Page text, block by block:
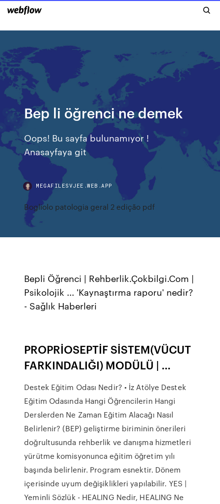
Bep li öğrenci ne demek
Oops! Bu sayfa bulunamıyor !
Anasayfaya git
MEGAFILESVJEE.WEB.APP
Bogliolo patologia geral 2 edição pdf
Bepli Öğrenci | Rehberlik.Çokbilgi.Com |
Psikolojik ... 'Kaynaştırma raporu' nedir?
- Sağlık Haberleri
PROPRİOSEPTİF SİSTEM(VÜCUT
FARKINDALIĞI) MODÜLÜ | …
Destek Eğitim Odası Nedir? • İz Atölye Destek
Eğitim Odasında Hangi Öğrencilerin Hangi
Derslerden Ne Zaman Eğitim Alacağı Nasıl
Belirlenir? (BEP) geliştirme biriminin önerileri
doğrultusunda rehberlik ve danışma hizmetleri
yürütme komisyonunca eğitim öğretim yılı
başında belirlenir. Program esnektir. Dönem
içerisinde uyum değişiklikleri yapılabilir. YES |
Yeminli Sözlük - HEALING Nedir, HEALING Ne